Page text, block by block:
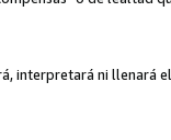
interpretará ni